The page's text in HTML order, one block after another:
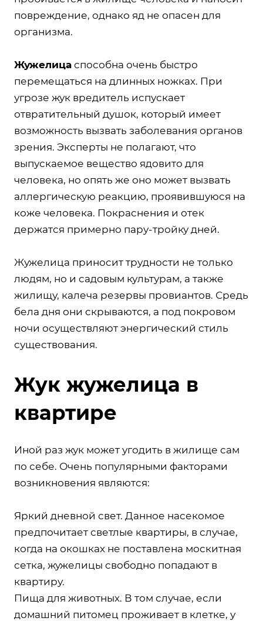
повреждение, однако яд не опасен для
организма.
Жужелица способна очень быстро
перемещаться на длинных ножках. При
угрозе жук вредитель испускает
отвратительный душок, который имеет
возможность вызвать заболевания органов
зрения. Эксперты не полагают, что
выпускаемое вещество ядовито для
человека, но опять же оно может вызвать
аллергическую реакцию, проявившуюся на
коже человека. Покраснения и отек
держатся примерно пару-тройку дней.
Жужелица приносит трудности не только
людям, но и садовым культурам, а также
жилищу, калеча резервы провиантов. Средь
бела дня они скрываются, а под покровом
ночи осуществляют энергический стиль
существования.
Жук жужелица в
квартире
Иной раз жук может угодить в жилище сам
по себе. Очень популярными факторами
возникновения являются:
Яркий дневной свет. Данное насекомое
предпочитает светлые квартиры, в случае,
когда на окошках не поставлена москитная
сетка, жужелицы свободно попадают в
квартиру.
Пища для животных. В том случае, если
домашний питомец проживает в клетке, у